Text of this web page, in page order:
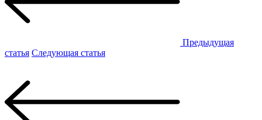
Предыдущая
статья Следующая статья